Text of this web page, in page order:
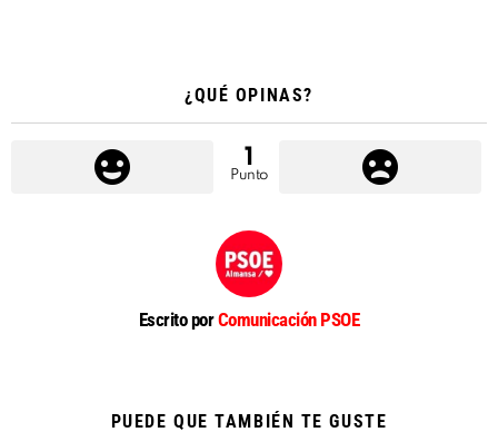
¿QUÉ OPINAS?
1
Punto
Escrito porComunicación PSOE
PUEDE QUE TAMBIÉN TE GUSTE